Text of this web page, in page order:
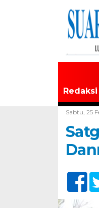
Redaksi
Sabtu, 25